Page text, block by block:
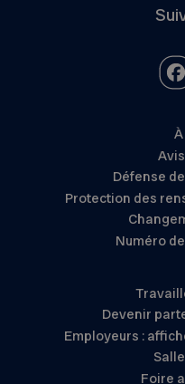
Défense
Protection des
Numéro
Devenir
Employeurs :
Foire